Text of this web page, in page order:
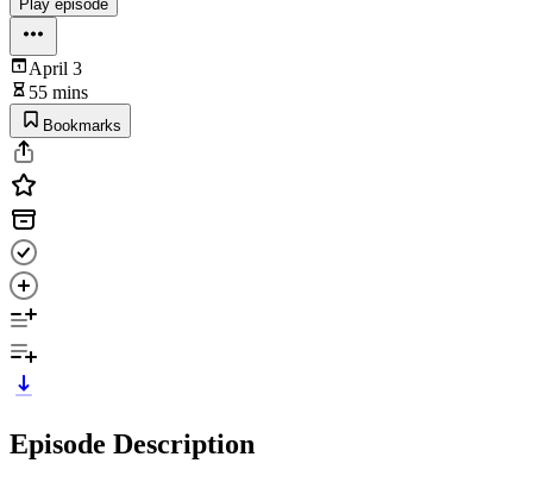
Play episode
April 3
55 mins
Bookmarks
Episode Description